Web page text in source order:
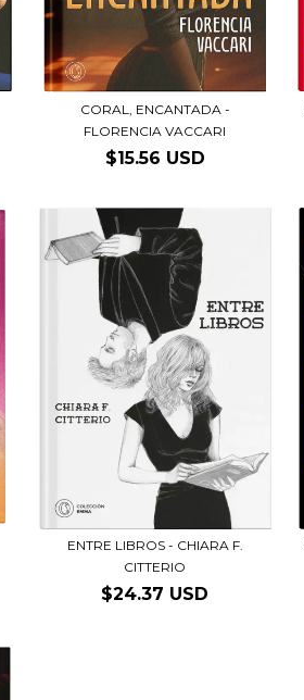
CORAL, ENCANTADA -
FLORENCIA VACCARI
$15.56 USD
ENTRE LIBROS - CHIARA F.
CITTERIO
$24.37 USD